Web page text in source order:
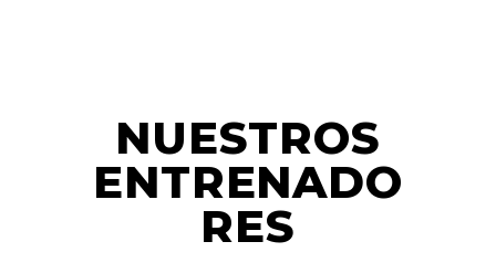
NUESTROS
ENTRENADO
RES